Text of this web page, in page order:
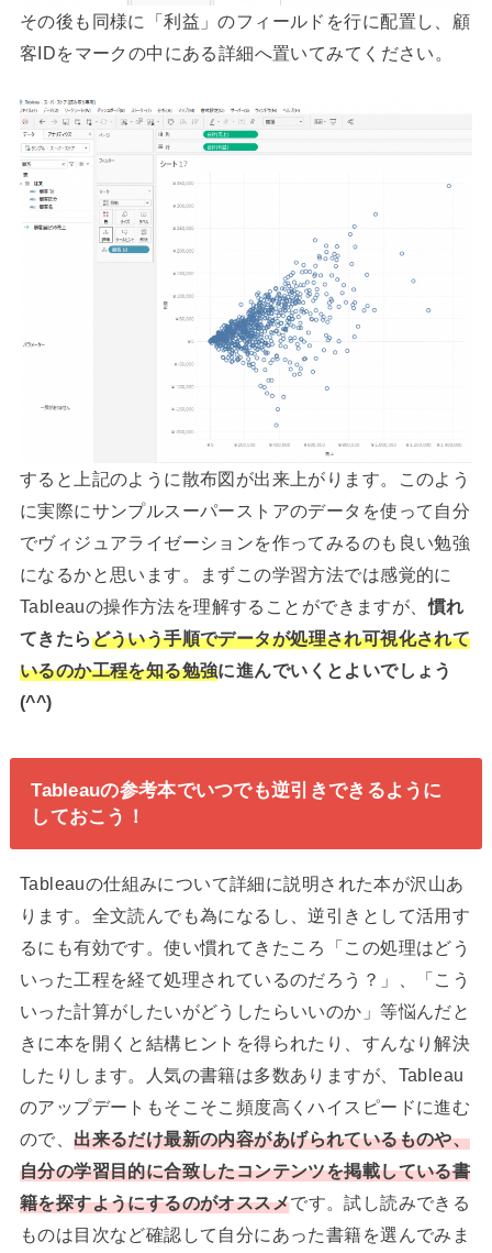
その後も同様に「利益」のフィールドを行に配置し、顧
客IDをマークの中にある詳細へ置いてみてください。
すると上記のように散布図が出来上がります。このよう
に実際にサンプルスーパーストアのデータを使って自分
でヴィジュアライゼーションを作ってみるのも良い勉強
になるかと思います。まずこの学習方法では感覚的に
Tableauの操作方法を理解することができますが、慣れ
てきたらどういう手順でデータが処理され可視化されて
いるのか工程を知る勉強に進んでいくとよいでしょう
(^^)
Tableauの参考本でいつでも逆引きできるように
しておこう！
Tableauの仕組みについて詳細に説明された本が沢山あ
ります。全文読んでも為になるし、逆引きとして活用す
るにも有効です。使い慣れてきたころ「この処理はどう
いった工程を経て処理されているのだろう？」、「こう
いった計算がしたいがどうしたらいいのか」等悩んだと
きに本を開くと結構ヒントを得られたり、すんなり解決
したりします。人気の書籍は多数ありますが、Tableau
のアップデートもそこそこ頻度高くハイスピードに進む
ので、出来るだけ最新の内容があげられているものや、
自分の学習目的に合致したコンテンツを掲載している書
籍を探すようにするのがオススメです。試し読みできる
ものは目次など確認して自分にあった書籍を選んでみま